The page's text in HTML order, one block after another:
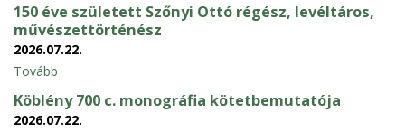
150 éve született Szőnyi Ottó régész, levéltáros,
művészettörténész
2026.07.22.
Tovább
Köblény 700 c. monográfia kötetbemutatója
2026.07.22.